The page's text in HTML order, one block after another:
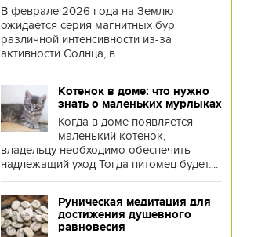
В феврале 2026 года на Землю
ожидается серия магнитных бур
различной интенсивности из-за
активности Солнца, в ....
Котенок в доме: что нужно
знать о маленьких мурлыках
Когда в доме появляется
маленький котенок,
владельцу необходимо обеспечить
надлежащий уход Тогда питомец будет....
Руническая медитация для
достижения душевного
равновесия